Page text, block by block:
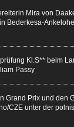
Mira von
Bederkesa-
Kl.S** beim
Passy
Grand Prix und den
CZE unter der